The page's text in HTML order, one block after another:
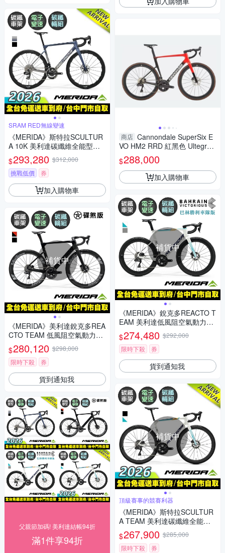
SRAM RED無線變速
《MERIDA》斯特拉SCULTUR
A 10K 美利達碳纖維全能型碟
煞跑車 無附踏板/SRAM RED無
線變速/ZIPP碳纖輪組/美利達2
026
$293,280 $312,000
挑戰低價
券
加入購物車
補貨中
《MERIDA》美利達銳克多REA
CTO TEAM 低風阻空氣動力碳
纖跑車 無附踏板/電變/功率計/
碳纖輪組/巴林勝利車隊
$280,120 $298,000
限時下殺
券
貨到通知我
父親節加碼! 美利達結帳94折
滿1件享94折
商店 Cannondale SuperSix E
VO HM2 RRD 紅黑色 Ultegra
電變 公路車
$288,000
加入購物車
補貨中
《MERIDA》銳克多REACTO T
EAM 美利達低風阻空氣動力碳
纖公路車 無附踏板/巴林勝利車
隊/電變/功率計/碳纖輪組/FSA
一體車把
$274,480 $292,000
限時下殺
券
貨到通知我
補貨中
頂級賽事的競賽利器
《MERIDA》斯特拉SCULTUR
A TEAM 美利達碳纖維全能型
碟煞跑車 無附踏板/Dura Ace無
線變速/公路車/美利達2026
$267,900 $285,000
限時下殺
券